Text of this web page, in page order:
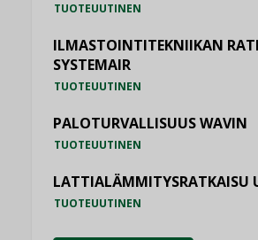
TUOTEUUTINEN
ILMASTOINTITEKNIIKAN
SYSTEMAIR
TUOTEUUTINEN
PALOTURVALLISUUS WAVIN
TUOTEUUTINEN
LATTIALÄMMITYSRATKAISU
TUOTEUUTINEN